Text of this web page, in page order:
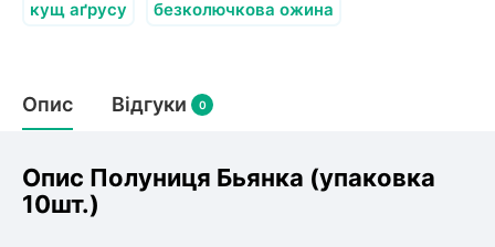
Мушмула
Нектарин
Смородина
Актинідія
Платан
Декоративні кущі
Рододендрон
Бересклет
Кріплення агроволокна (агротканини)
Садова техніка
Граблі тракторні
Картоплесаджалки
кущ аґрусу безколючкова ожина
Опис Відгуки 0
Опис Полуниця Бьянка (упаковка
10шт.)